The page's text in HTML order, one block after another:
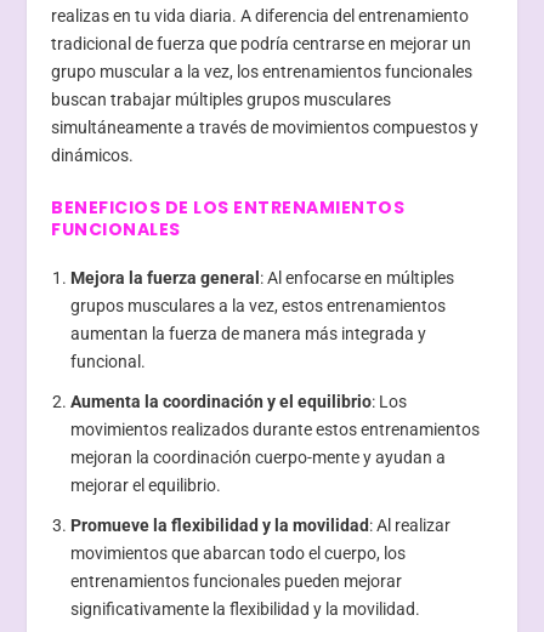
realizas en tu vida diaria. A diferencia del entrenamiento
tradicional de fuerza que podría centrarse en mejorar un
grupo muscular a la vez, los entrenamientos funcionales
buscan trabajar múltiples grupos musculares
simultáneamente a través de movimientos compuestos y
dinámicos.
BENEFICIOS DE LOS ENTRENAMIENTOS
FUNCIONALES
Mejora la fuerza general : Al enfocarse en múltiples
grupos musculares a la vez, estos entrenamientos
aumentan la fuerza de manera más integrada y
funcional.
Aumenta la coordinación y el equilibrio: Los
movimientos realizados durante estos entrenamientos
mejoran la coordinación cuerpo-mente y ayudan a
mejorar el equilibrio.
Promueve la flexibilidad y la movilidad: Al realizar
movimientos que abarcan todo el cuerpo, los
entrenamientos funcionales pueden mejorar
significativamente la flexibilidad y la movilidad.